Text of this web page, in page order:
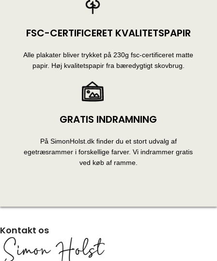
FSC-CERTIFICERET KVALITETSPAPIR
Alle plakater bliver trykket på 230g fsc-certificeret matte
papir. Høj kvalitetspapir fra bæredygtigt skovbrug.
GRATIS INDRAMNING
På SimonHolst.dk finder du et stort udvalg af
egetræsrammer i forskellige farver. Vi indrammer gratis
ved køb af ramme.
Kontakt os